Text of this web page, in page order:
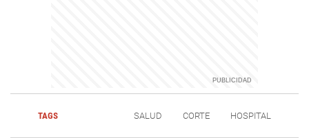
TAGS SALUD CORTE HOSPITAL